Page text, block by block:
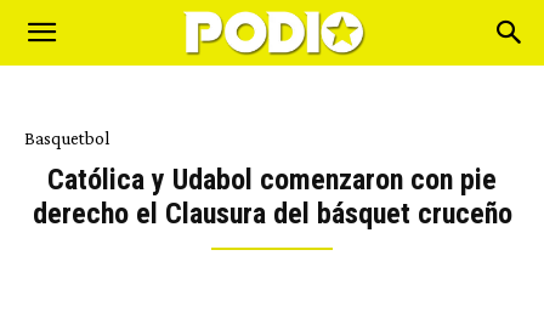
Basquetbol
Católica y Udabol comenzaron con pie
derecho el Clausura del básquet cruceño